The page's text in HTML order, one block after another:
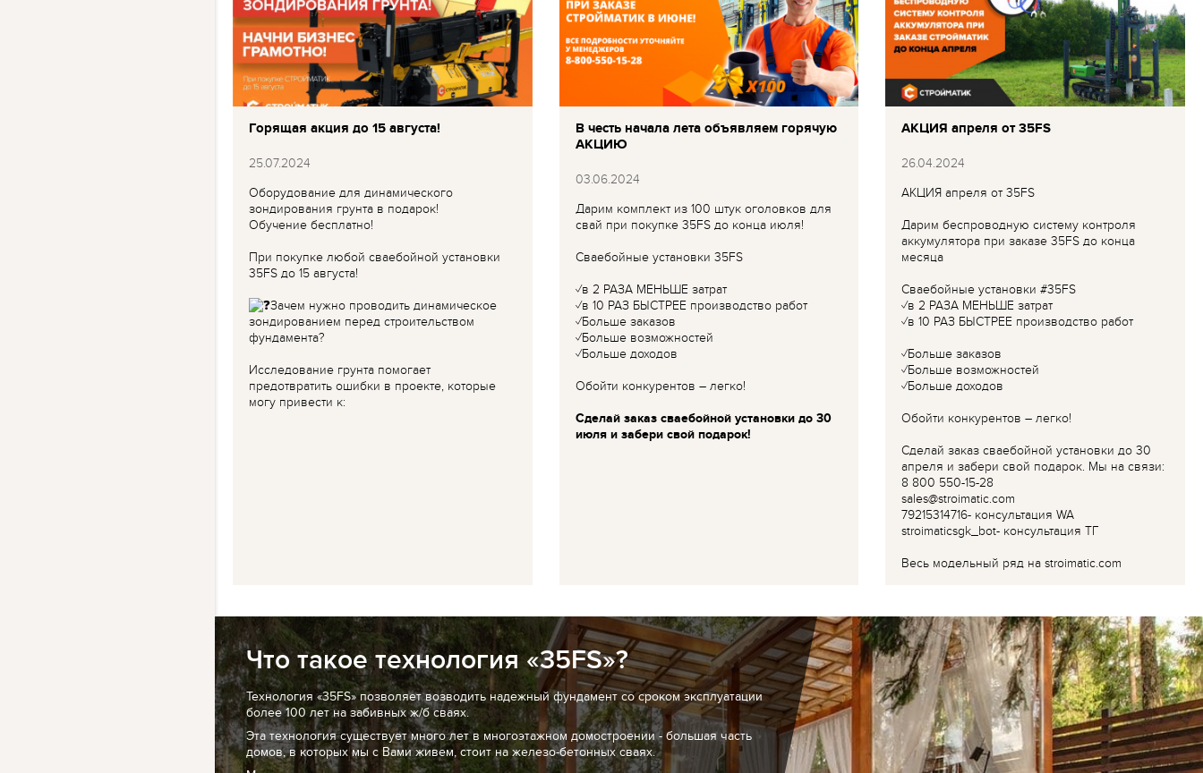
Горящая акция до 15 августа!
25.07.2024
Оборудование для динамического
зондирования грунта в подарок!
Обучение бесплатно!
При покупке любой сваебойной установки
35FS до 15 августа!
Зачем нужно проводить динамическое
зондированием перед строительством
фундамента?
Исследование грунта помогает
предотвратить ошибки в проекте, которые
могу привести к:
В честь начала лета объявляем горячую
АКЦИЮ
03.06.2024
Дарим комплект из 100 штук оголовков для
свай при покупке 35FS до конца июля!
Сваебойные установки 35FS
✓в 2 РАЗА МЕНЬШЕ затрат
✓в 10 РАЗ БЫСТРЕЕ производство работ
✓Больше заказов
✓Больше возможностей
✓Больше доходов
Обойти конкурентов – легко!
Сделай заказ сваебойной установки до 30
июля и забери свой подарок!
АКЦИЯ апреля от 35FS
26.04.2024
АКЦИЯ апреля от 35FS
Дарим беспроводную систему контроля
аккумулятора при заказе 35FS до конца
месяца
Сваебойные установки #35FS
✓в 2 РАЗА МЕНЬШЕ затрат
✓в 10 РАЗ БЫСТРЕЕ производство работ
✓Больше заказов
✓Больше возможностей
✓Больше доходов
Обойти конкурентов – легко!
Сделай заказ сваебойной установки до 30
апреля и забери свой подарок. Мы на связи:
8 800 550-15-28
sales@stroimatic.com
79215314716- консультация WA
stroimaticsgk_bot- консультация ТГ
Весь модельный ряд на stroimatic.com
Что такое технология «35FS»?
Технология «35FS» позволяет возводить надежный фундамент со сроком эксплуатации
более 100 лет на забивных ж/б сваях.
Эта технология существует много лет в многоэтажном домостроении - большая часть
домов, в которых мы с Вами живем, стоит на железо-бетонных сваях.